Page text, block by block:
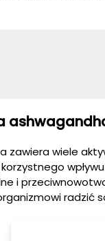
zawiera wiele
i
radzić